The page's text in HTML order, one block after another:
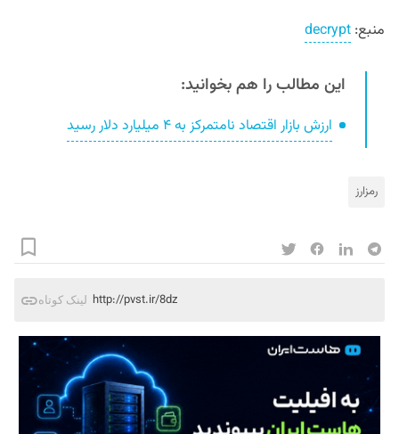
منبع: decrypt
این مطالب را هم بخوانید:
ارزش بازار اقتصاد نامتمرکز به ۴ میلیارد دلار رسید
رمزارز
لینک کوتاه http://pvst.ir/8dz